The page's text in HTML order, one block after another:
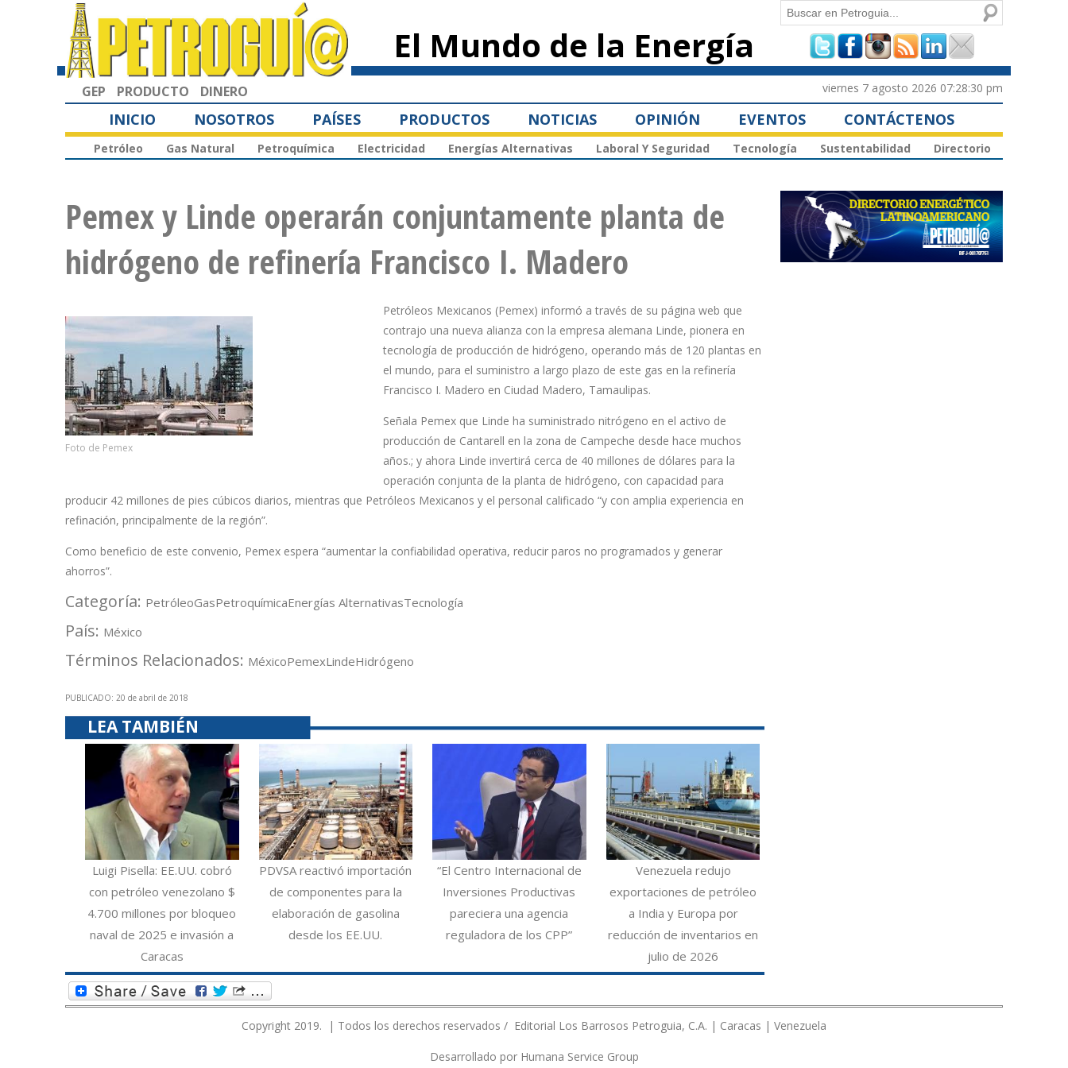
principal
El Mundo de la Energía
Formulario de
búsqueda
Buscar
GEP PRODUCTO DINERO viernes 7 agosto 2026 07:28:30 pm
INICIO NOSOTROS PAÍSES PRODUCTOS NOTICIAS OPINIÓN EVENTOS CONTÁCTENOS
Petróleo Gas Natural Petroquímica Electricidad Energías Alternativas Laboral Y Seguridad Tecnología Sustentabilidad Directorio
Pemex y Linde operarán conjuntamente planta de
hidrógeno de refinería Francisco I. Madero
Foto de Pemex
Petróleos Mexicanos (Pemex) informó a través de su página web que
contrajo una nueva alianza con la empresa alemana Linde, pionera en
tecnología de producción de hidrógeno, operando más de 120 plantas en
el mundo, para el suministro a largo plazo de este gas en la refinería
Francisco I. Madero en Ciudad Madero, Tamaulipas.
Señala Pemex que Linde ha suministrado nitrógeno en el activo de
producción de Cantarell en la zona de Campeche desde hace muchos
años.; y ahora Linde invertirá cerca de 40 millones de dólares para la
operación conjunta de la planta de hidrógeno, con capacidad para
producir 42 millones de pies cúbicos diarios, mientras que Petróleos Mexicanos y el personal calificado “y con amplia experiencia en
refinación, principalmente de la región”.
Como beneficio de este convenio, Pemex espera “aumentar la confiabilidad operativa, reducir paros no programados y generar
ahorros”.
Categoría: PetróleoGasPetroquímicaEnergías AlternativasTecnología
País: México
Términos Relacionados: MéxicoPemexLindeHidrógeno
PUBLICADO: 20 de abril de 2018
LEA TAMBIÉN
Luigi Pisella: EE.UU. cobró
con petróleo venezolano $
4.700 millones por bloqueo
naval de 2025 e invasión a
Caracas
PDVSA reactivó importación
de componentes para la
elaboración de gasolina
desde los EE.UU.
“El Centro Internacional de
Inversiones Productivas
pareciera una agencia
reguladora de los CPP”
Venezuela redujo
exportaciones de petróleo
a India y Europa por
reducción de inventarios en
julio de 2026
Copyright 2019. | Todos los derechos reservados / Editorial Los Barrosos Petroguia, C.A. | Caracas | Venezuela
Desarrollado por Humana Service Group